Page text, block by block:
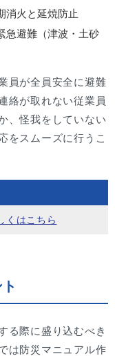
消火と延焼防止
急避難（津波・土砂
員が全員安全に避難
絡が取れない従業員
、怪我をしていない
をスムーズに行うこ
くはこちら
る際に盛り込むべき
は防災マニュアル作